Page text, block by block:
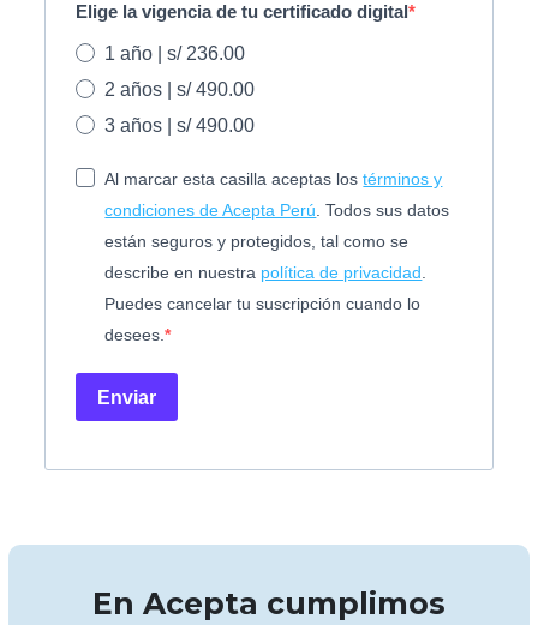
Elige la vigencia de tu certificado digital
1 año | s/ 236.00
2 años | s/ 490.00
3 años | s/ 490.00
Al marcar esta casilla aceptas lostérminos y
condiciones de Acepta Perú . Todos sus datos
están seguros y protegidos, tal como se
describe en nuestra política de privacidad
Puedes cancelar tu suscripción cuando lo
desees.
Enviar
En Acepta cumplimos